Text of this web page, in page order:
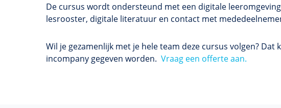
De cursus wordt ondersteund met een digitale
lesrooster, digitale literatuur en contact met
Wil je gezamenlijk met je hele team deze cursus volgen? Dat
incompany gegeven worden. Vraag een offerte aan.